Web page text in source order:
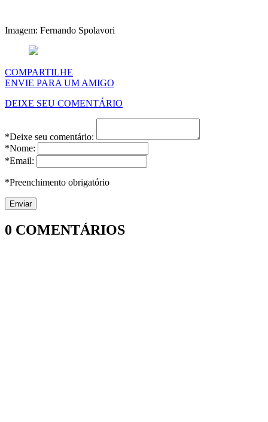
Imagem: Fernando Spolavori
COMPARTILHE
ENVIE PARA UM AMIGO
DEIXE SEU COMENTÁRIO
*Deixe seu comentário:
*Nome:
*Email:
*Preenchimento obrigatório
0 COMENTÁRIOS